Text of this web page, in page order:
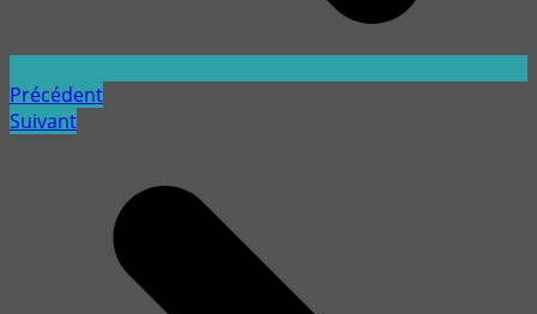
Précédent
Suivant